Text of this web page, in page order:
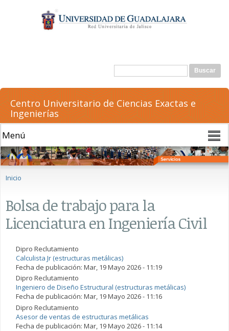
contenido
principal
Formulario de búsqueda
Buscar
Centro Universitario de Ciencias Exactas e
Ingenierías
Inicio
Bolsa de trabajo para la
Licenciatura en Ingeniería Civil
Dipro Reclutamiento
Calculista Jr (estructuras metálicas)
Fecha de publicación: Mar, 19 Mayo 2026 - 11:19
Dipro Reclutamiento
Ingeniero de Diseño Estructural (estructuras metálicas)
Fecha de publicación: Mar, 19 Mayo 2026 - 11:16
Dipro Reclutamiento
Asesor de ventas de estructuras metálicas
Fecha de publicación: Mar, 19 Mayo 2026 - 11:14